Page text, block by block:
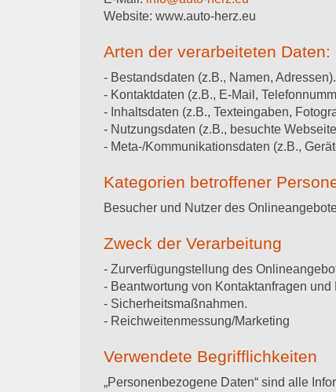
Website: www.auto-herz.eu
Arten der verarbeiteten Daten:
- Bestandsdaten (z.B., Namen, Adressen).
- Kontaktdaten (z.B., E-Mail,
- Inhaltsdaten (z.B., Texteingaben,
- Nutzungsdaten (z.B., besuchte
- Meta-/Kommunikationsdaten (z.B.,
Kategorien betroffener
Besucher und Nutzer des
Zweck der Verarbeitung
- Zurverfügungstellung des
- Beantwortung von Kontaktanfragen
- Sicherheitsmaßnahmen.
- Reichweitenmessung/Marketing
Verwendete Begrifflichkeiten
„Personenbezogene Daten“ sind alle